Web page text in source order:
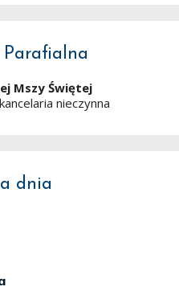
Parafialna
Mszy Świętej
nieczynna
dnia